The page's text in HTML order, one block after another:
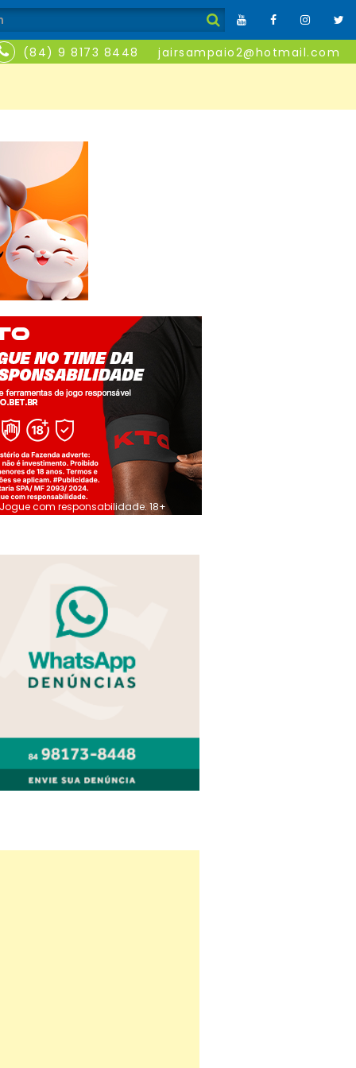
(84) 9 8173 8448 jairsampaio2@hotmail.com
Jogue com responsabilidade. 18+